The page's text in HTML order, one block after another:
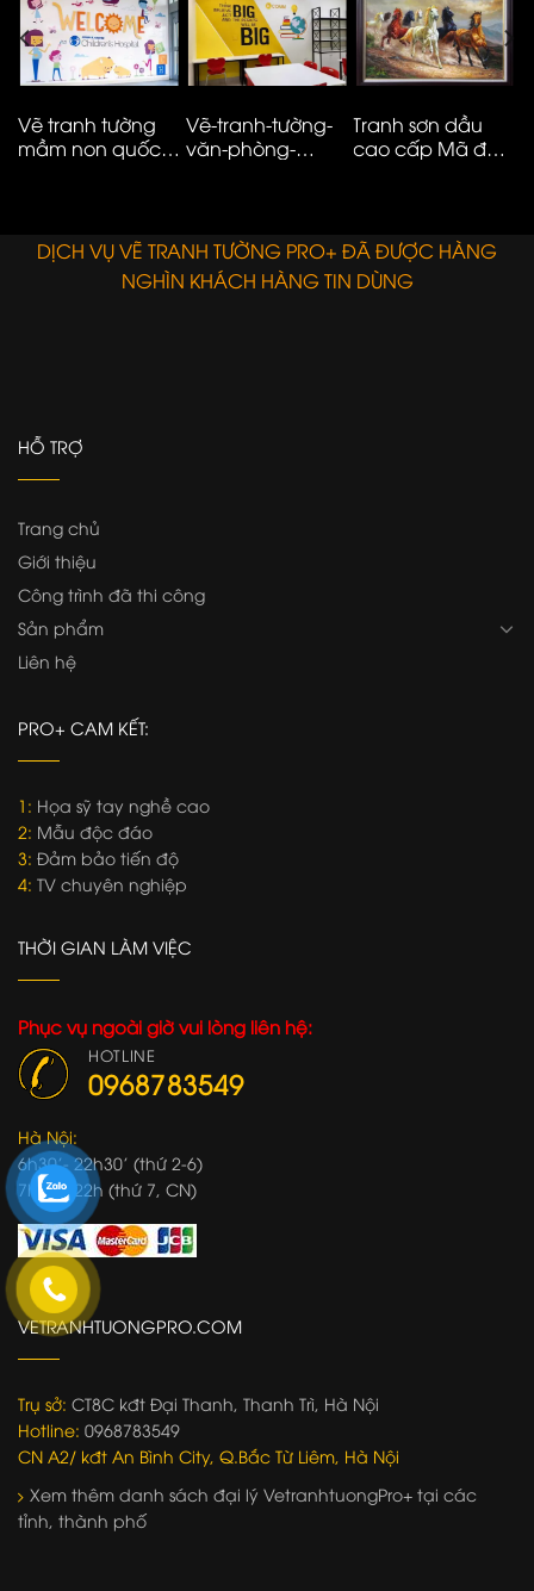
Vẽ tranh tường
mầm non quốc
Vẽ-tranh-tường-
văn-phòng-
Tranh sơn dầu
cao cấp Mã đáo
DỊCH VỤ VẼ TRANH TƯỜNG PRO+ ĐÃ ĐƯỢC HÀNG
NGHÌN KHÁCH HÀNG TIN DÙNG
HỖ TRỢ
Trang chủ
Giới thiệu
Công trình đã thi công
Sản phẩm
Liên hệ
PRO+ CAM KẾT:
1: Họa sỹ tay nghề cao
2: Mẫu độc đáo
3: Đảm bảo tiến độ
4: TV chuyên nghiệp
THỜI GIAN LÀM VIỆC
Phục vụ ngoài giờ vui lòng liên hệ:
HOTLINE
0968783549
Hà Nội:
6h30'- 22h30' (thứ 2-6)
7h00'- 22h (thứ 7, CN)
VETRANHTUONGPRO.COM
Trụ sở: CT8C kđt Đại Thanh, Thanh Trì, Hà Nội
Hotline: 0968783549
CN A2/ kđt An Bình City, Q.Bắc Từ Liêm, Hà Nội
Xem thêm danh sách đại lý VetranhtuongPro+ tại các
tỉnh, thành phố